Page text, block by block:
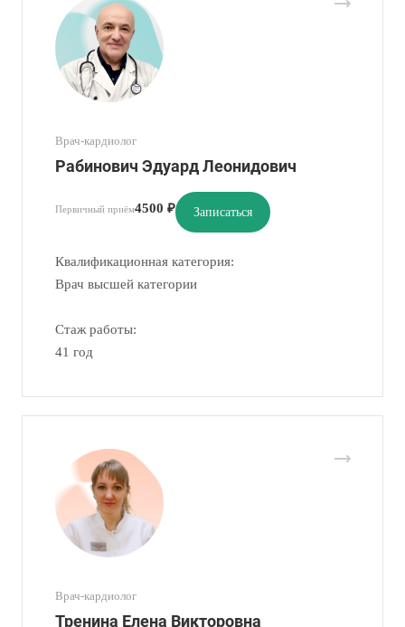
Врач-кардиолог
Рабинович Эдуард Леонидович
Первичный приём4500 ₽ Записаться
Квалификационная категория:
Врач высшей категории
Стаж работы:
41 год
Врач-кардиолог
Тренина Елена Викторовна